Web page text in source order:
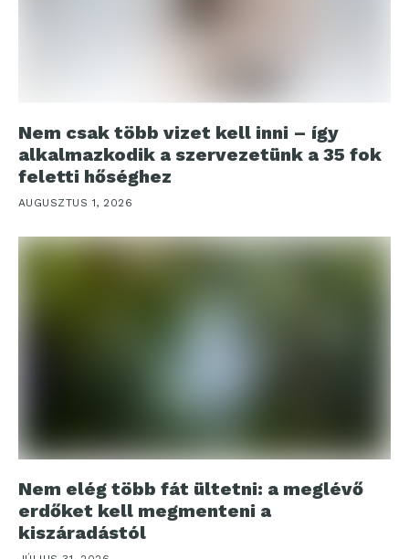
Nem csak több vizet kell inni – így
alkalmazkodik a szervezetünk a 35 fok
feletti hőséghez
AUGUSZTUS 1, 2026
Nem elég több fát ültetni: a meglévő
erdőket kell megmenteni a
kiszáradástól